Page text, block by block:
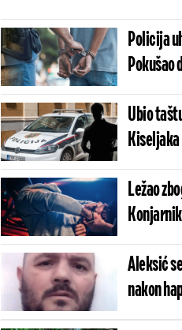
Policija
Pokušao
Ubio
Kiseljaka
Ležao
Aleksić
nakon